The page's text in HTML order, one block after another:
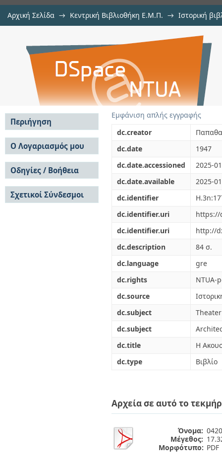
Αρχική Σελίδα → Κεντρική Βιβλιοθήκη Ε.Μ.Π. → Ιστορική
Η Ακουστική του ελληνικού
Εμφάνιση απλής εγγραφής
dc.creator
dc.date
1947
dc.date.accessioned
2025-
dc.date.available
2025-
dc.identifier
dc.identifier.uri
https://
dc.identifier.uri
http://
dc.description
84 σ.
dc.language
gre
dc.rights
NTUA-
dc.source
dc.subject
dc.subject
dc.title
Η
dc.type
Βιβλίο
Αρχεία σε αυτό το
Όνομα:
Μέγεθος:
Μορφότυπο: PDF
Περιήγηση
Σε όλο το DSpace
Κοινότητες & Συλλογές
Ανά Ημερομηνία
Έκδοσης
Συγγραφείς
Τίτλοι
Θέματα
Ο Λογαριασμός μου
Σύνδεση
Εγγραφή
Οδηγίες / Βοήθεια
Οδηγίες Υποβολής
Οδηγίες Χρήσης ΙΑ
Συχνές Ερωτήσεις
Σχετικοί Σύνδεσμοι